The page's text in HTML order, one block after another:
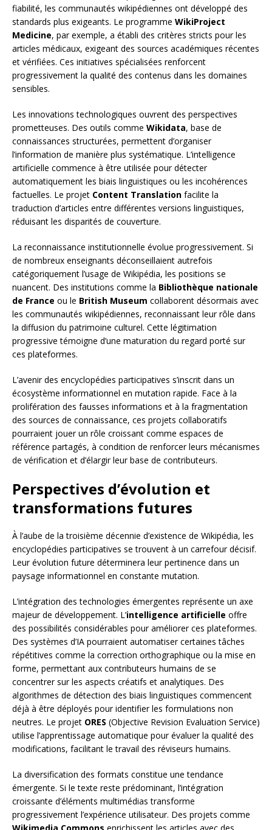
fiabilité, les communautés wikipédiennes ont développé des
standards plus exigeants. Le programme WikiProject
Medicine, par exemple, a établi des critères stricts pour les
articles médicaux, exigeant des sources académiques récentes
et vérifiées. Ces initiatives spécialisées renforcent
progressivement la qualité des contenus dans les domaines
sensibles.
Les innovations technologiques ouvrent des perspectives
prometteuses. Des outils comme Wikidata, base de
connaissances structurées, permettent d’organiser
l’information de manière plus systématique. L’intelligence
artificielle commence à être utilisée pour détecter
automatiquement les biais linguistiques ou les incohérences
factuelles. Le projet Content Translation facilite la
traduction d’articles entre différentes versions linguistiques,
réduisant les disparités de couverture.
La reconnaissance institutionnelle évolue progressivement. Si
de nombreux enseignants déconseillaient autrefois
catégoriquement l’usage de Wikipédia, les positions se
nuancent. Des institutions comme la Bibliothèque nationale
de France ou le British Museum collaborent désormais avec
les communautés wikipédiennes, reconnaissant leur rôle dans
la diffusion du patrimoine culturel. Cette légitimation
progressive témoigne d’une maturation du regard porté sur
ces plateformes.
L’avenir des encyclopédies participatives s’inscrit dans un
écosystème informationnel en mutation rapide. Face à la
prolifération des fausses informations et à la fragmentation
des sources de connaissance, ces projets collaboratifs
pourraient jouer un rôle croissant comme espaces de
référence partagés, à condition de renforcer leurs mécanismes
de vérification et d’élargir leur base de contributeurs.
Perspectives d’évolution et
transformations futures
À l’aube de la troisième décennie d’existence de Wikipédia, les
encyclopédies participatives se trouvent à un carrefour décisif.
Leur évolution future déterminera leur pertinence dans un
paysage informationnel en constante mutation.
L’intégration des technologies émergentes représente un axe
majeur de développement. L’intelligence artificielle offre
des possibilités considérables pour améliorer ces plateformes.
Des systèmes d’IA pourraient automatiser certaines tâches
répétitives comme la correction orthographique ou la mise en
forme, permettant aux contributeurs humains de se
concentrer sur les aspects créatifs et analytiques. Des
algorithmes de détection des biais linguistiques commencent
déjà à être déployés pour identifier les formulations non
neutres. Le projet ORES (Objective Revision Evaluation Service)
utilise l’apprentissage automatique pour évaluer la qualité des
modifications, facilitant le travail des réviseurs humains.
La diversification des formats constitue une tendance
émergente. Si le texte reste prédominant, l’intégration
croissante d’éléments multimédias transforme
progressivement l’expérience utilisateur. Des projets comme